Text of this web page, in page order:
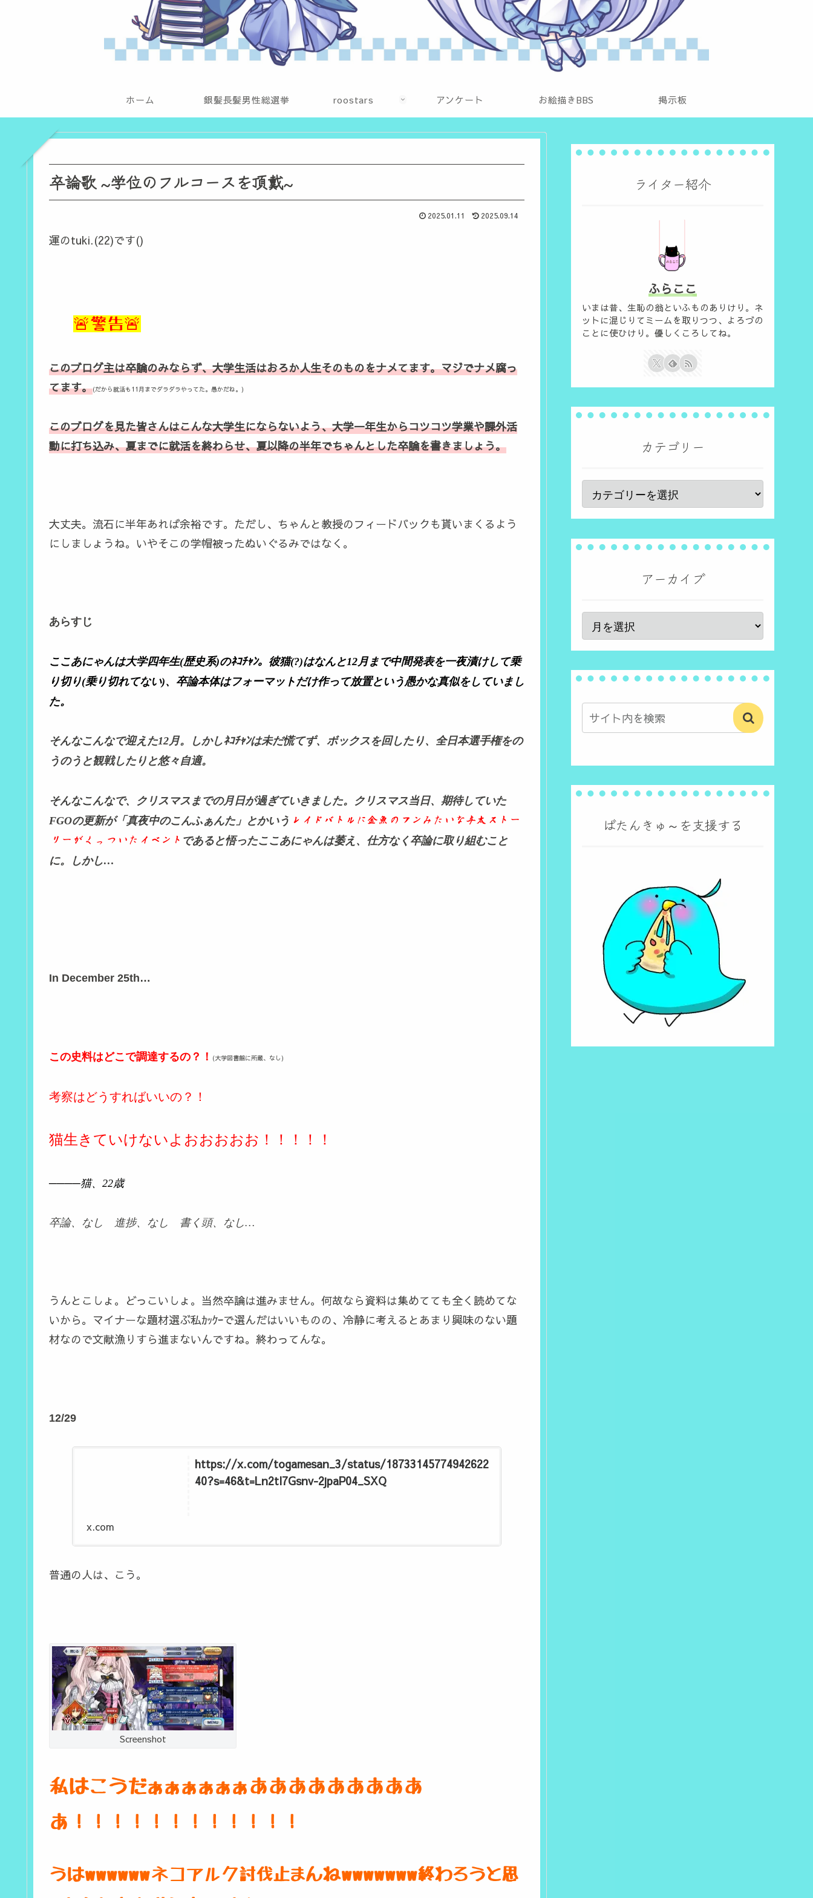
ホーム 銀髪長髪男性総選挙 roostars アンケート お絵描きBBS 掲示板
卒論歌 ~学位のフルコースを頂戴~
2025.01.11 2025.09.14
運のtuki.(22)です()
🚨警告🚨
このブログ主は卒論のみならず、大学生活はおろか人生そのものをナメてます。マジでナメ腐っ
てます。(だから就活も11月までダラダラやってた。愚かだね。)
このブログを見た皆さんはこんな大学生にならないよう、大学一年生からコツコツ学業や課外活
動に打ち込み、夏までに就活を終わらせ、夏以降の半年でちゃんとした卒論を書きましょう。
大丈夫。流石に半年あれば余裕です。ただし、ちゃんと教授のフィードバックも貰いまくるよう
にしましょうね。いやそこの学帽被ったぬいぐるみではなく。
あらすじ
ここあにゃんは大学四年生(歴史系)のﾈｺﾁｬﾝ。彼猫(?)はなんと12月まで中間発表を一夜漬けして乗
り切り(乗り切れてない)、卒論本体はフォーマットだけ作って放置という愚かな真似をしていまし
た。
そんなこんなで迎えた12月。しかしﾈｺﾁｬﾝは未だ慌てず、ボックスを回したり、全日本選手権をの
うのうと観戦したりと悠々自適。
そんなこんなで、クリスマスまでの月日が過ぎていきました。クリスマス当日、期待していた
FGOの更新が「真夜中のこんふぁんた」とかいう レイドバトルに金魚のフンみたいな与太ストー
リーがくっついたイベント であると悟ったここあにゃんは萎え、仕方なく卒論に取り組むこと
に。しかし…
In December 25th…
この史料はどこで調達するの？！ (大学図書館に所蔵、なし)
考察はどうすればいいの？！
猫生きていけないよおおおおお！！！！！
────猫、22歳
卒論、なし 進捗、なし 書く頭、なし…
うんとこしょ。どっこいしょ。当然卒論は進みません。何故なら資料は集めてても全く読めてな
いから。マイナーな題材選ぶ私ｶｯｹｰで選んだはいいものの、冷静に考えるとあまり興味のない題
材なので文献漁りすら進まないんですね。終わってんな。
12/29
https://x.com/togamesan_3/status/18733145774942622
40?s=46&t=Ln2tl7Gsnv-2jpaP04_SXQ
x.com
普通の人は、こう。
Screenshot
私はこうだぁぁぁぁぁぁあああああああああ
あ！！！！！！！！！！！！
うはwwwwwwネコアルク討伐止まんねwwwwwww終わろうと思
ライター紹介
ふらここ
いまは昔、生恥の翁といふものありけり。ネ
ットに混じりてミームを取りつつ、よろづの
ことに使ひけり。優しくころしてね。
カテゴリー
アーカイブ
ばたんきゅ～を支援する